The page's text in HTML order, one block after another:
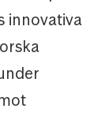
innovativa